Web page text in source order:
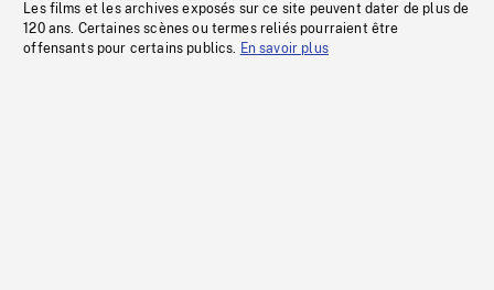
Les films et les archives exposés sur ce site peuvent dater de plus de
120 ans. Certaines scènes ou termes reliés pourraient être
offensants pour certains publics. En savoir plus